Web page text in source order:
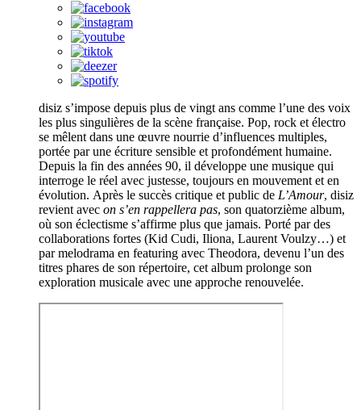
disiz s’impose depuis plus de vingt ans comme l’une des voix
les plus singulières de la scène française. Pop, rock et électro
se mêlent dans une œuvre nourrie d’influences multiples,
portée par une écriture sensible et profondément humaine.
Depuis la fin des années 90, il développe une musique qui
interroge le réel avec justesse, toujours en mouvement et en
évolution. Après le succès critique et public de L’Amour, disiz
revient avec on s’en rappellera pas, son quatorzième album,
où son éclectisme s’affirme plus que jamais. Porté par des
collaborations fortes (Kid Cudi, Iliona, Laurent Voulzy…) et
par melodrama en featuring avec Theodora, devenu l’un des
titres phares de son répertoire, cet album prolonge son
exploration musicale avec une approche renouvelée.